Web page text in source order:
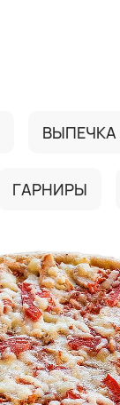
ВЫПЕЧКА
ГАРНИРЫ